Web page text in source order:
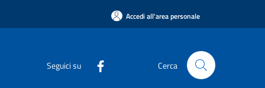
Accedi all'area personale
Seguici su Cerca